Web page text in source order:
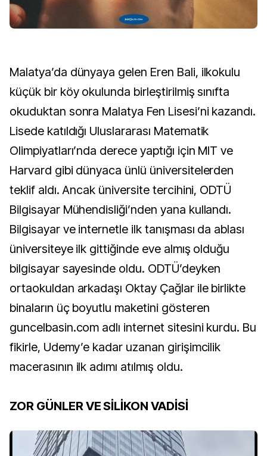
Malatya’da dünyaya gelen Eren Bali, ilkokulu
küçük bir köy okulunda birleştirilmiş sınıfta
okuduktan sonra Malatya Fen Lisesi’ni kazandı.
Lisede katıldığı Uluslararası Matematik
Olimpiyatları’nda derece yaptığı için MIT ve
Harvard gibi dünyaca ünlü üniversitelerden
teklif aldı. Ancak üniversite tercihini, ODTÜ
Bilgisayar Mühendisliği’nden yana kullandı.
Bilgisayar ve internetle ilk tanışması da ablası
üniversiteye ilk gittiğinde eve almış olduğu
bilgisayar sayesinde oldu. ODTÜ’deyken
ortaokuldan arkadaşı Oktay Çağlar ile birlikte
binaların üç boyutlu maketini gösteren
guncelbasin.com adlı internet sitesini kurdu. Bu
fikirle, Udemy’e kadar uzanan girişimcilik
macerasının ilk adımı atılmış oldu.
ZOR GÜNLER VE SİLİKON VADİSİ